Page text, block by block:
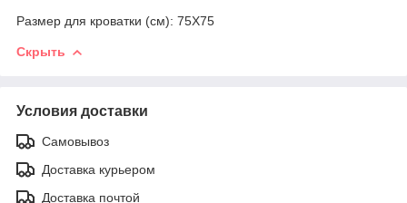
Размер для кроватки (см): 75X75
Скрыть
Условия доставки
Самовывоз
Доставка курьером
Доставка почтой